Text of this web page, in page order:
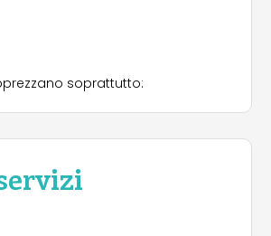
molte attività ricreative.
per roulotte o case mobili e
ospita servizi igienici, docce,
un impianto di smaltimento per i
soprattutto: